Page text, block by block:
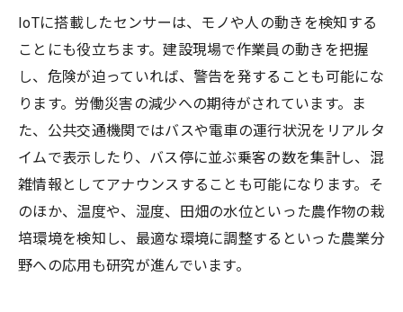
IoTに搭載したセンサーは、モノや人の動きを検知する
ことにも役立ちます。建設現場で作業員の動きを把握
し、危険が迫っていれば、警告を発することも可能にな
ります。労働災害の減少への期待がされています。ま
た、公共交通機関ではバスや電車の運行状況をリアルタ
イムで表示したり、バス停に並ぶ乗客の数を集計し、混
雑情報としてアナウンスすることも可能になります。そ
のほか、温度や、湿度、田畑の水位といった農作物の栽
培環境を検知し、最適な環境に調整するといった農業分
野への応用も研究が進んでいます。